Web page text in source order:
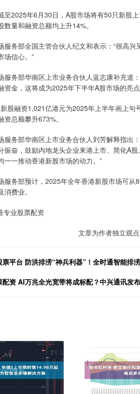
至2025年6月30日，A股市场将有50只新股
量和融资总额均上升14%。
服务部全国主管合伙人纪文和表示：“很高
场信心。”
服务部华南区上市业务合伙人蓝志康补充道
资金，这将成为2025年下半年A股市场的亮
股融资1,021亿港元为2025年上半年画上
总额攀升673%。
服务部华南区上市业务合伙人刘芳解释指出
振奋，鼓励内地龙头企业来港上市、简化A
一一推动香港新股市场的动力。”
服务部预计，2025年全年香港新股市场可从
费业。
专业股票配资
文章为作者独立观
票平台 防洪排涝“神兵利器”！全时通智能排
配资 AI万兆全光宽带将成标配？中兴通讯发